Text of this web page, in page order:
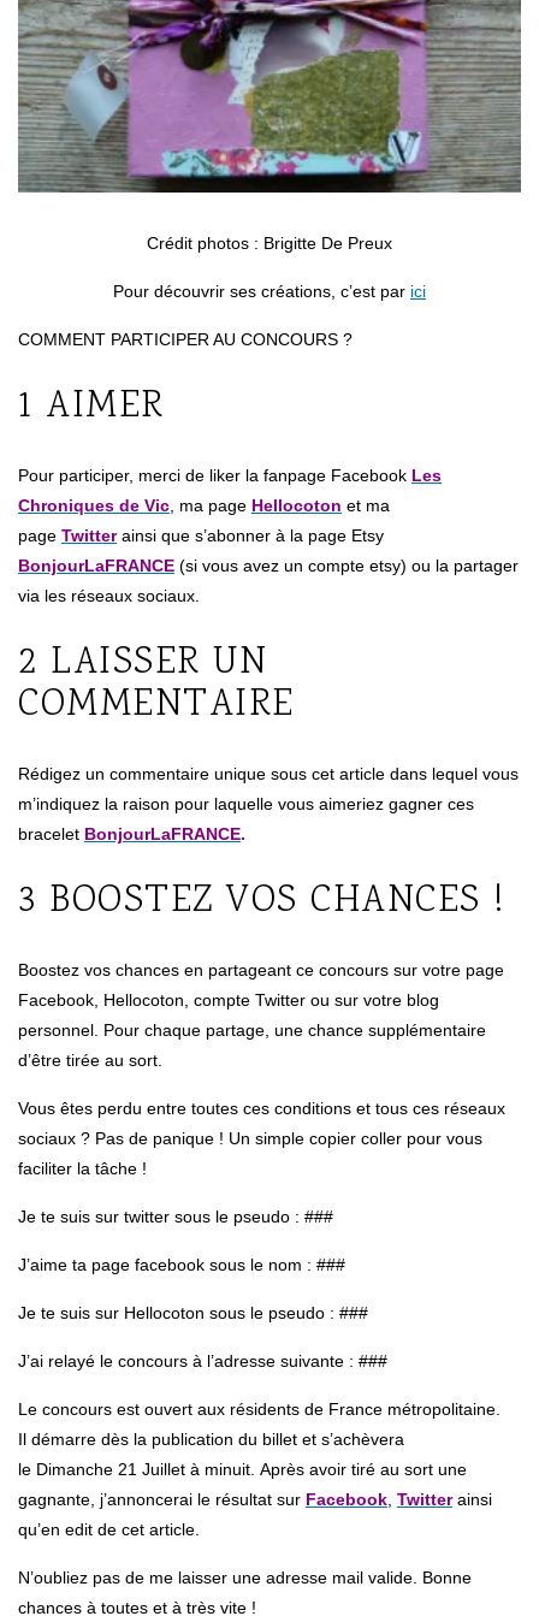
Crédit photos : Brigitte De Preux
Pour découvrir ses créations, c’est par ici
COMMENT PARTICIPER AU CONCOURS ?
1 AIMER
Pour participer, merci de liker la fanpage Facebook Les
Chroniques de Vic , ma page Hellocoton et ma
page Twitterainsi que s’abonner à la page Etsy
BonjourLaFRANCE (si vous avez un compte etsy) ou la partager
via les réseaux sociaux.
2 LAISSER UN
COMMENTAIRE
Rédigez un commentaire unique sous cet article dans lequel vous
m’indiquez la raison pour laquelle vous aimeriez gagner ces
bracelet BonjourLaFRANCE.
3 BOOSTEZ VOS CHANCES !
Boostez vos chances en partageant ce concours sur votre page
Facebook, Hellocoton, compte Twitter ou sur votre blog
personnel. Pour chaque partage, une chance supplémentaire
d’être tirée au sort.
Vous êtes perdu entre toutes ces conditions et tous ces réseaux
sociaux ? Pas de panique ! Un simple copier coller pour vous
faciliter la tâche !
Je te suis sur twitter sous le pseudo : ###
J’aime ta page facebook sous le nom : ###
Je te suis sur Hellocoton sous le pseudo : ###
J’ai relayé le concours à l’adresse suivante : ###
Le concours est ouvert aux résidents de France métropolitaine.
Il démarre dès la publication du billet et s’achèvera
le Dimanche 21 Juillet à minuit. Après avoir tiré au sort une
gagnante, j’annoncerai le résultat sur Facebook Twitter ainsi
qu’en edit de cet article.
N’oubliez pas de me laisser une adresse mail valide. Bonne
chances à toutes et à très vite !